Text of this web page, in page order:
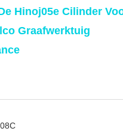
Hinoj05e Cilinder
Graafwerktuig